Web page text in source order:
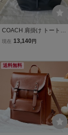
COACH 肩掛け トートバ
ッグ A4収納/コーチ メン
ー 保存袋付☆中古
現在 13,140 円
送料無料